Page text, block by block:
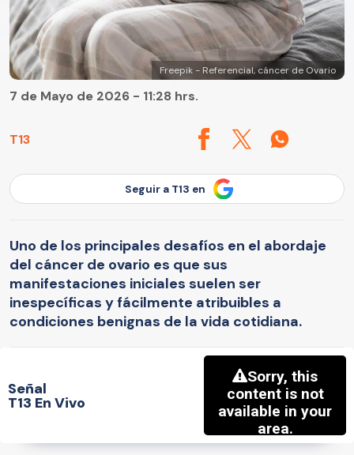
Freepik - Referencial, cáncer de Ovario
T13
7 de Mayo de 2026 - 11:28 hrs.
Seguir a T13 en
Uno de los principales desafíos en el abordaje
del cáncer de ovario es que sus
manifestaciones iniciales suelen ser
inespecíficas y fácilmente atribuibles a
condiciones benignas de la vida cotidiana.
Señal
T13 En Vivo